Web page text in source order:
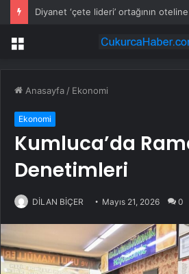
Diyanet ‘çete lideri’ ortağının
Menü
Anasayfa / Ekonomi
Ekonomi
Kumluca’da
Denetimleri
DİLAN BİÇER Mayıs 21, 2026 0